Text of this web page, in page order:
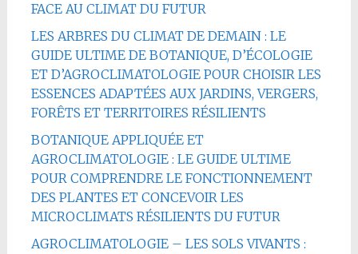
FACE AU CLIMAT DU FUTUR
LES ARBRES DU CLIMAT DE DEMAIN : LE
GUIDE ULTIME DE BOTANIQUE, D’ÉCOLOGIE
ET D’AGROCLIMATOLOGIE POUR CHOISIR LES
ESSENCES ADAPTÉES AUX JARDINS, VERGERS,
FORÊTS ET TERRITOIRES RÉSILIENTS
BOTANIQUE APPLIQUÉE ET
AGROCLIMATOLOGIE : LE GUIDE ULTIME
POUR COMPRENDRE LE FONCTIONNEMENT
DES PLANTES ET CONCEVOIR LES
MICROCLIMATS RÉSILIENTS DU FUTUR
AGROCLIMATOLOGIE – LES SOLS VIVANTS :